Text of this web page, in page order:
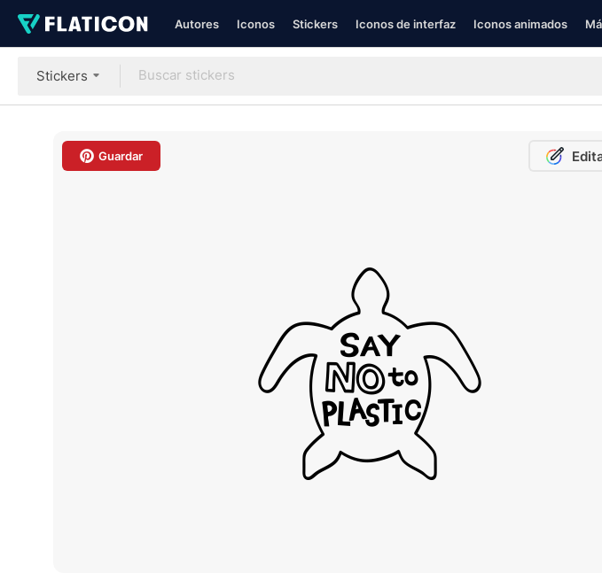
Autores Iconos Stickers Iconos de interfaz Iconos animados
Stickers
Guardar